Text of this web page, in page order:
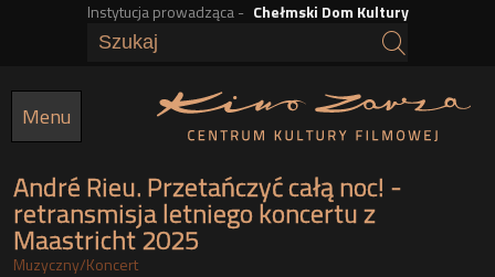
Przejdź
treści
Instytucja prowadząca - Chełmski Dom Kultury
Menu
André Rieu. Przetańczyć całą noc! -
retransmisja letniego koncertu z
Maastricht 2025
Muzyczny/Koncert